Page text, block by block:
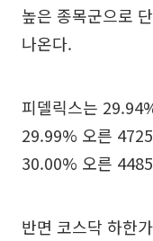
높은 종목군으로
나온다.
피델릭스는
29.99% 오른
30.00% 오른
반면 코스닥 하한